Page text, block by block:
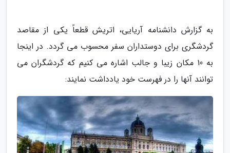
به گزارش دانشنامه آریایی، اتریش قطعاً یکی از مقاصد
گردشگری برای دوستداران سفر محسوب می گردد. در اینجا
به 10 مکان زیبا و جالب اشاره می کنیم که گردشگران می
توانند آنها را در فهرست خود یادداشت نمایند: